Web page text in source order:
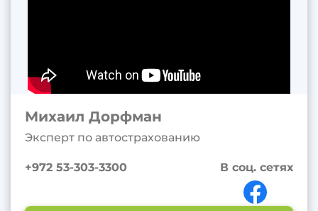
Михаил Дорфман
Эксперт по автострахованию
+972 53-303-3300 В соц. сетях